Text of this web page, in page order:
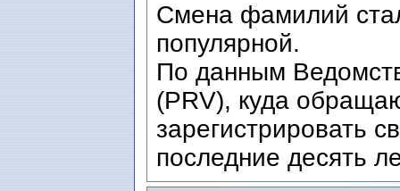
Смена фамилий
популярной.
По данным
(PRV), куда
зарегистрировать
последние десять